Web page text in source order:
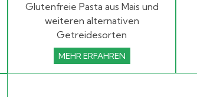
Glutenfreie Pasta aus Mais und
weiteren alternativen
Getreidesorten
MEHR ERFAHREN